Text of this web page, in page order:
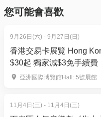
成人：$958/2位 | 人均
長者：$742/2位 | 人均
*買一送一優惠每次須
成人送成人、小童送小
一
01space@hk01.com 與
5. 下單後，我可以修改
訂單確認後，不設修改
郵到
於「01空間」購票，每
您可能會喜歡
9月26日(六) - 9月27日(日)
香港交易卡展覽 Hong
$30起 獨家減$3免手續
150+攤位— 運動卡、寶
亞洲國際博覽館Hall: 5號展館
11月4日(三) - 11月4日(三)